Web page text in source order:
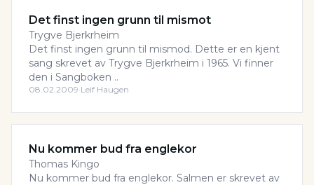
Det finst ingen grunn til mismot
Trygve Bjerkrheim
Det finst ingen grunn til mismod. Dette er en kjent
sang skrevet av Trygve Bjerkrheim i 1965. Vi finner
den i Sangboken ..
08.02.2009·Leif Haugen
Nu kommer bud fra englekor
Thomas Kingo
Nu kommer bud fra englekor. Salmen er skrevet av